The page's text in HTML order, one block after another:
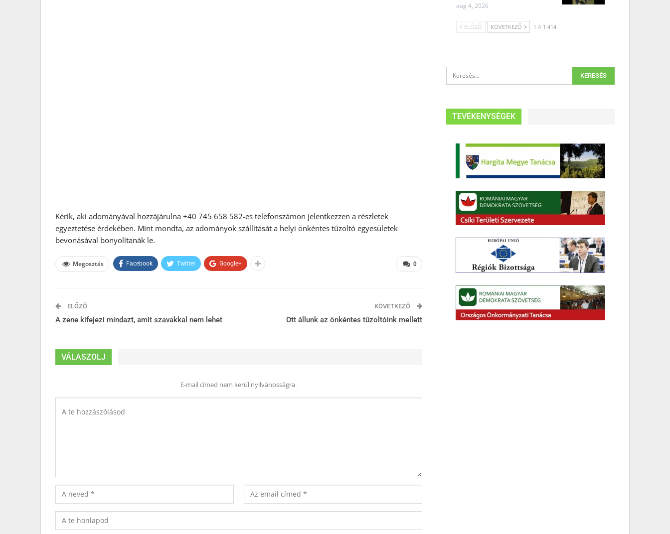
Kérik, aki adományával hozzájárulna +40 745 658 582-es telefonszámon jelentkezzen a részletek
egyeztetése érdekében. Mint mondta, az adományok szállítását a helyi önkéntes tűzoltó egyesületek
bevonásával bonyolítanák le.
0
Megosztás Facebook Twitter Google+
ELŐZŐ
A zene kifejezi mindazt, amit szavakkal nem lehet
KÖVETKEZŐ
Ott állunk az önkéntes tűzoltóink mellett
VÁLASZOLJ
E-mail címed nem kerül nyilvánosságra.
aug 4, 2026
ELŐZŐ KÖVETKEZŐ 1 A 1 414
TEVÉKENYSÉGEK